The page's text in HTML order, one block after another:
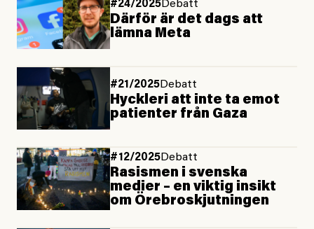
#24/2025Debatt
Därför är det dags att
lämna Meta
#21/2025Debatt
Hyckleri att inte ta emot
patienter från Gaza
#12/2025Debatt
Rasismen i svenska
medier – en viktig insikt
om Örebroskjutningen